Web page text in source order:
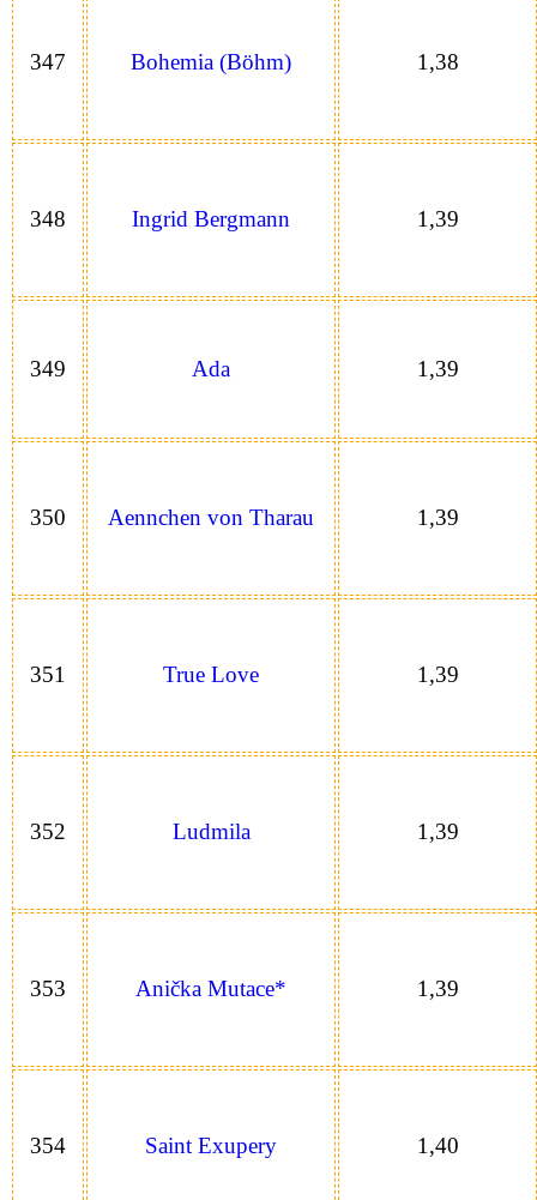
347 Bohemia (Böhm) 1,38
348 Ingrid Bergmann 1,39
349 Ada 1,39
350 Aennchen von Tharau 1,39
351 True Love 1,39
352 Ludmila 1,39
353 Anička Mutace* 1,39
354 Saint Exupery 1,40